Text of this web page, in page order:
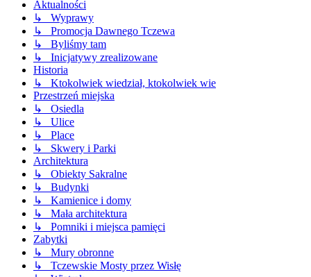
Aktualności
↳ Wyprawy
↳ Promocja Dawnego Tczewa
↳ Byliśmy tam
↳ Inicjatywy zrealizowane
Historia
↳ Ktokolwiek wiedział, ktokolwiek wie
Przestrzeń miejska
↳ Osiedla
↳ Ulice
↳ Place
↳ Skwery i Parki
Architektura
↳ Obiekty Sakralne
↳ Budynki
↳ Kamienice i domy
↳ Mała architektura
↳ Pomniki i miejsca pamięci
Zabytki
↳ Mury obronne
↳ Tczewskie Mosty przez Wisłę